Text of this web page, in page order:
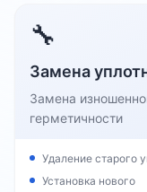
🔧
Замена
Замена
герметичности
Удаление старого
Установка нового